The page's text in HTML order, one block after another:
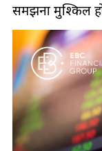
समझना मुश्किल